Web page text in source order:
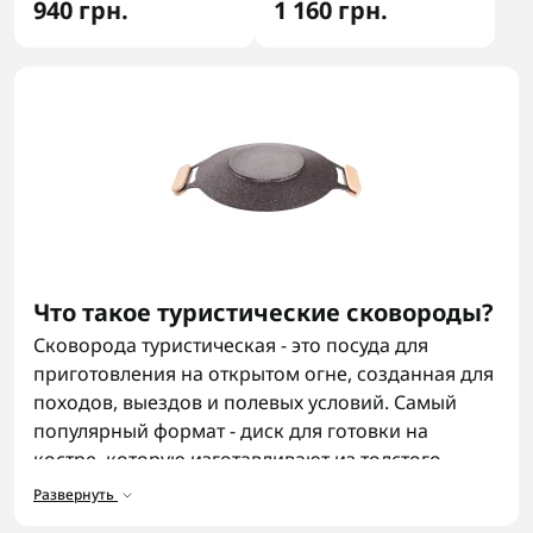
940 грн. 1 160 грн.
Что такое туристические сковороды?
Сковорода туристическая - это посуда для
приготовления на открытом огне, созданная для
походов, выездов и полевых условий. Самый
популярный формат - диск для готовки на
костре, которую изготавливают из толстого
металла. По сути это переработанный диск
Развернуть